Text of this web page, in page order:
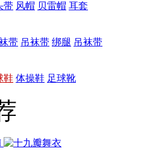
带 风帽 贝雷帽 耳套
带 吊袜带 绑腿 吊袜带
鞋 体操鞋 足球靴